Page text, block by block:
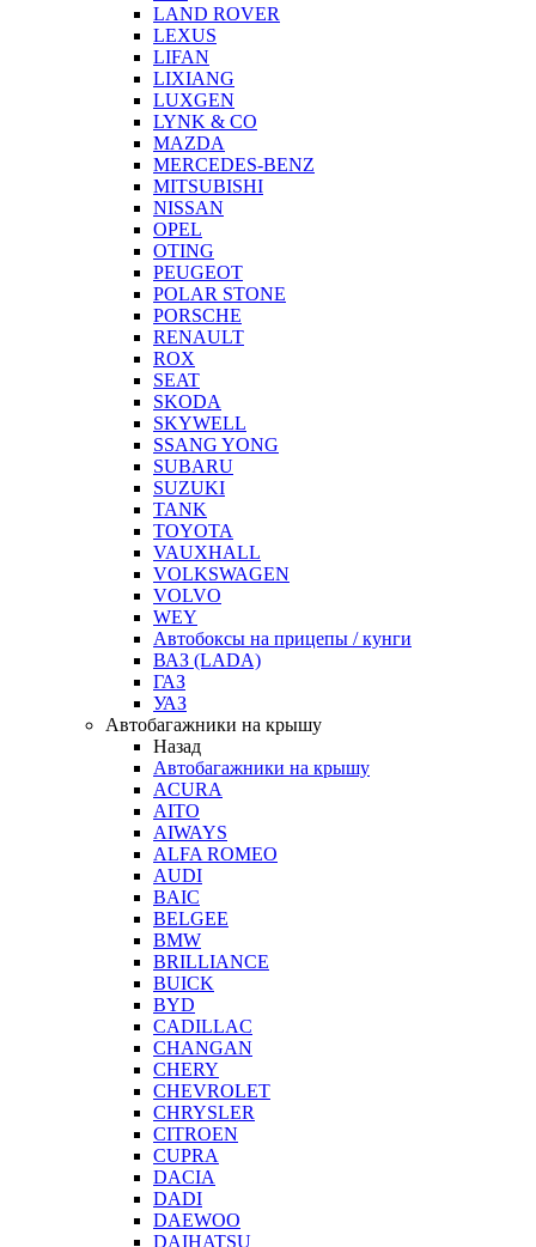
LAND ROVER
LEXUS
LIFAN
LIXIANG
LUXGEN
LYNK & CO
MAZDA
MERCEDES-BENZ
MITSUBISHI
NISSAN
OPEL
OTING
PEUGEOT
POLAR STONE
PORSCHE
RENAULT
ROX
SEAT
SKODA
SKYWELL
SSANG YONG
SUBARU
SUZUKI
TANK
TOYOTA
VAUXHALL
VOLKSWAGEN
VOLVO
WEY
Автобоксы на прицепы / кунги
ВАЗ (LADA)
ГАЗ
УАЗ
Автобагажники на крышу
Назад
Автобагажники на крышу
ACURA
AITO
AIWAYS
ALFA ROMEO
AUDI
BAIC
BELGEE
BMW
BRILLIANCE
BUICK
BYD
CADILLAC
CHANGAN
CHERY
CHEVROLET
CHRYSLER
CITROEN
CUPRA
DACIA
DADI
DAEWOO
DAIHATSU